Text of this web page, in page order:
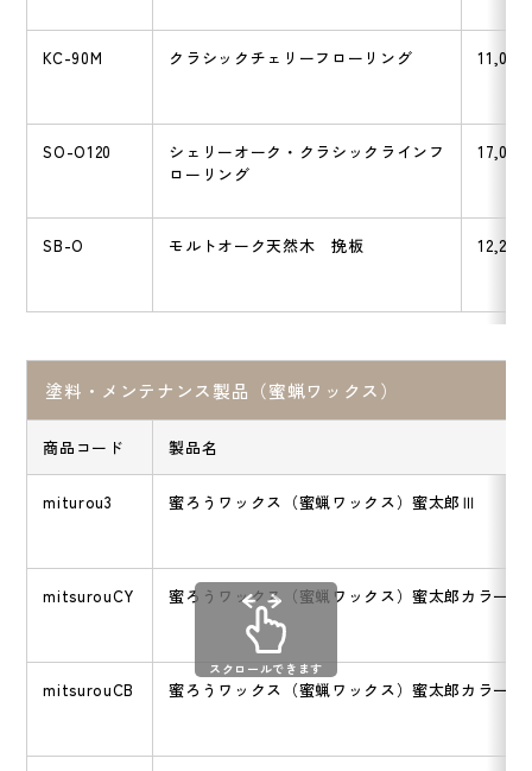
KC-90M クラシックチェリーフローリング 11,000
SO-O120
シェリーオーク・クラシックラインフ
ローリング
17,050
SB-O モルトオーク天然木 挽板 12,200
塗料・メンテナンス製品（蜜蝋ワックス）
商品コード 製品名
miturou3 蜜ろうワックス（蜜蝋ワックス）蜜太郎Ⅲ
mitsurouCY 蜜ろうワックス（蜜蝋ワックス）蜜太郎カラー
mitsurouCB 蜜ろうワックス（蜜蝋ワックス）蜜太郎カラー
スクロールできます